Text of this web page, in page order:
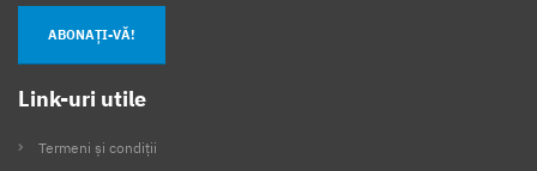
ABONAȚI-VĂ!
Link-uri utile
Termeni și condiții